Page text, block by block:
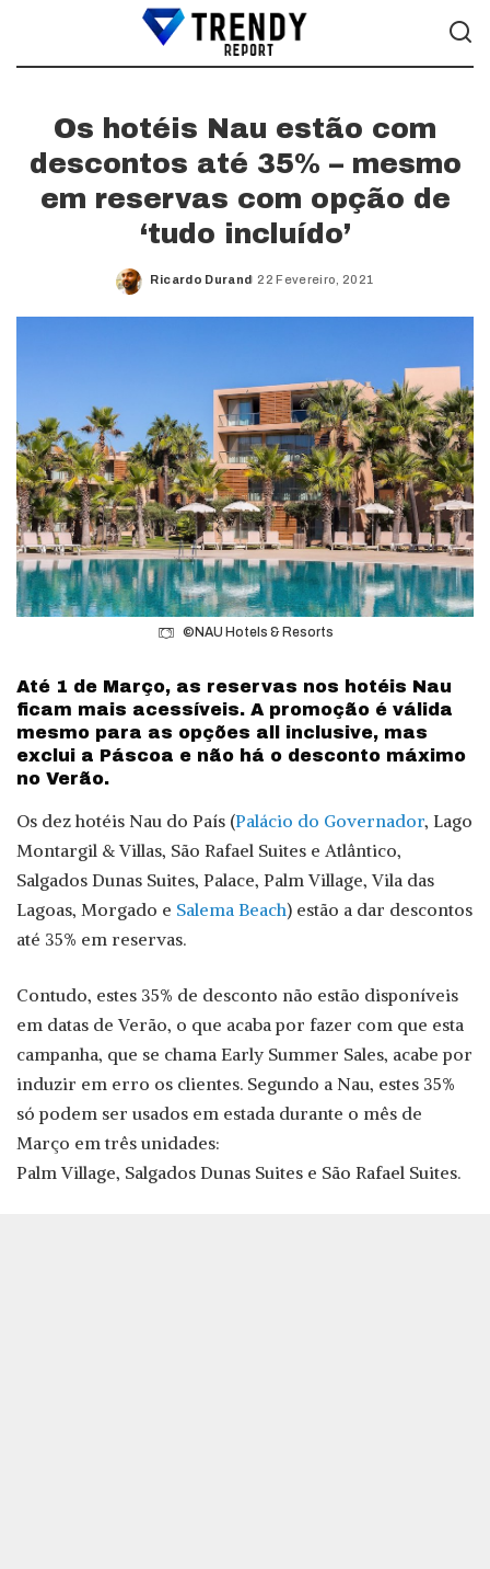
Os hotéis Nau estão com
descontos até 35% – mesmo
em reservas com opção de
‘tudo incluído’
Posted
Ricardo Durand 22 Fevereiro, 2021
©NAU Hotels & Resorts
Até 1 de Março, as reservas nos hotéis Nau
ficam mais acessíveis. A promoção é válida
mesmo para as opções all inclusive, mas
exclui a Páscoa e não há o desconto máximo
no Verão.
Os dez hotéis Nau do País (Palácio do Governador, Lago
Montargil & Villas, São Rafael Suites e Atlântico,
Salgados Dunas Suites, Palace, Palm Village, Vila das
Lagoas, Morgado e Salema Beach) estão a dar descontos
até 35% em reservas.
Contudo, estes 35% de desconto não estão disponíveis
em datas de Verão, o que acaba por fazer com que esta
campanha, que se chama Early Summer Sales, acabe por
induzir em erro os clientes. Segundo a Nau, estes 35%
só podem ser usados em estada durante o mês de
Março em três unidades:
Palm Village, Salgados Dunas Suites e São Rafael Suites.